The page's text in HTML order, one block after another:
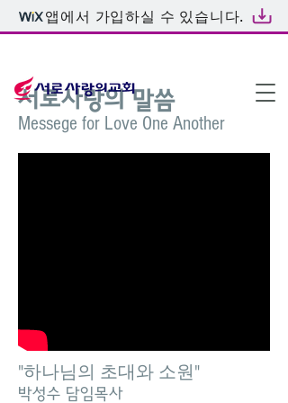
앱에서 가입하실 수 있습니다.
서로사랑의 말씀
Messege for Love One Another
"하나님의 초대와 소원"
박성수 담임목사